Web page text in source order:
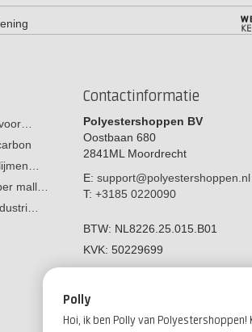
mall…
Contactinformatie
Polyestershoppen BV
Oostbaan 680
2841ML Moordrecht
E: support@polyestershoppen.nl
T: +3185 0220090
BTW: NL8226.25.015.B01
KVK: 50229699
Polly
Hoi, ik ben Polly van Polyestershoppen!